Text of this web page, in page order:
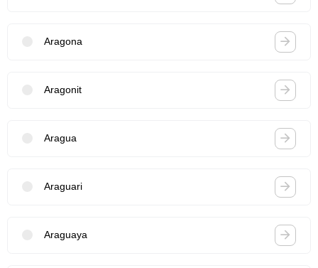
Aragona
Aragonit
Aragua
Araguari
Araguaya